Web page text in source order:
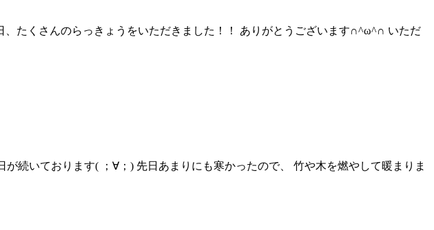
たくさんのらっきょうをいただきました！！ ありがとうございます∩^ω^∩ いただ
続いております( ；∀；) 先日あまりにも寒かったので、 竹や木を燃やして暖まりま